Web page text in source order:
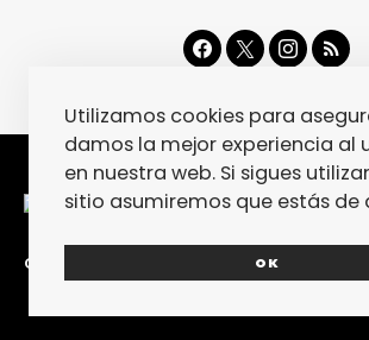
CONTACTA
Utilizamos cookies para
damos la mejor experiencia al
en nuestra web. Si sigues
sitio asumiremos que estás de
OK